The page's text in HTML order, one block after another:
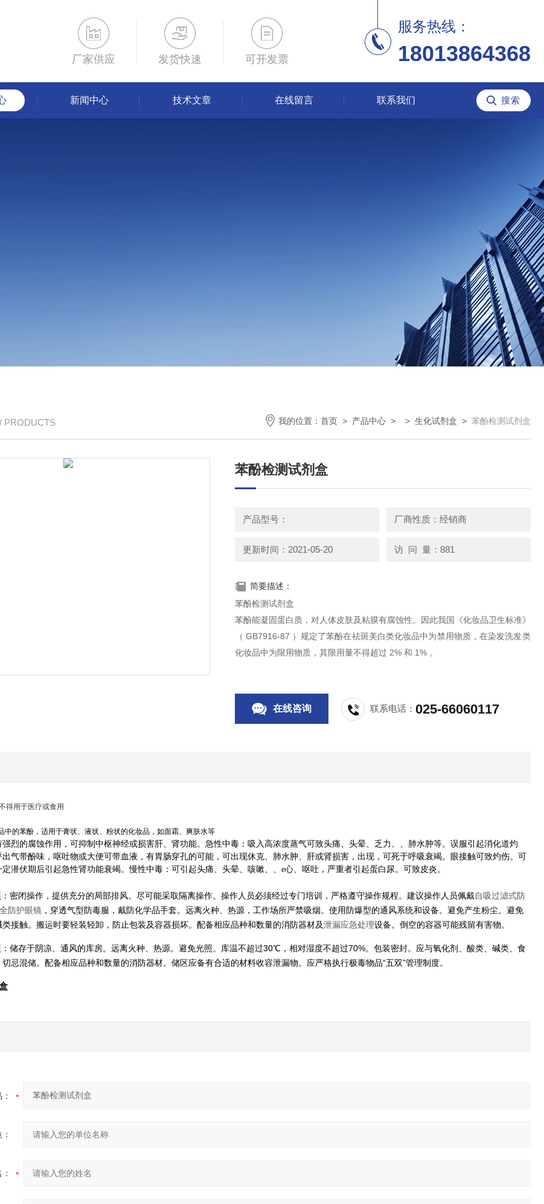
厂家供应 发货快速 可开发票
服务热线：
18013864368
新闻中心 技术文章 在线留言 联系我们
/ PRODUCTS 我的位置： 首页 > 产品中心 > > 生化试剂盒 > 苯酚检测试剂盒
苯酚检测试剂盒
产品型号： 厂商性质：经销商
更新时间：2021-05-20 访 问 量：881
简要描述：
苯酚检测试剂盒
苯酚能凝固蛋白质，对人体皮肤及粘膜有腐蚀性。因此我国《化妆品卫生标准》
（ GB7916-87 ）规定了苯酚在祛斑美白类化妆品中为禁用物质，在染发洗发类
化妆品中为限用物质，其限用量不得超过 2% 和 1% 。
在线咨询 联系电话：025-66060117
得用于医疗或食用
中的苯酚，适用于膏状、液状、粉状的化妆品，如面霜、爽肤水等
烈的腐蚀作用，可抑制中枢神经或损害肝、肾功能。急性中毒：吸入高浓度蒸气可致头痛、头晕、乏力、
、肺水肿等。误服引起消化道灼
气带酚味，呕吐物或大便可带血液，有胃肠穿孔的可能，可出现休克、肺水肿、肝或肾损害，出现 ，可死于呼吸衰竭。眼接触可致灼伤。可
潜伏期后引起急性肾功能衰竭。慢性中毒：可引起头痛、头晕、咳嗽、
e心 、呕吐，严重者引起蛋白尿。可致皮炎。
密闭操作，提供充分的局部排风。尽可能采取隔离操作。操作人员必须经过专门培训，严格遵守操作规程。建议操作人员佩戴自吸过滤式防
防护眼镜 ，穿透气型防毒服，戴防化学品手套。远离火种、热源，工作场所严禁吸烟。使用防爆型的通风系统和设备。避免产生粉尘。避免
接触。搬运时要轻装轻卸，防止包装及容器损坏。配备相应品种和数量的消防器材及泄漏应急处理设备。倒空的容器可能残留有害物。
储存于阴凉、通风的库房。远离火种、热源。避免光照。库温不超过30℃，相对湿度不超过70%。包装密封。应与氧化剂、酸类、碱类、食
忌混储。配备相应品种和数量的消防器材。储区应备有合适的材料收容泄漏物。应严格执行极毒物品“五双”管理制度。